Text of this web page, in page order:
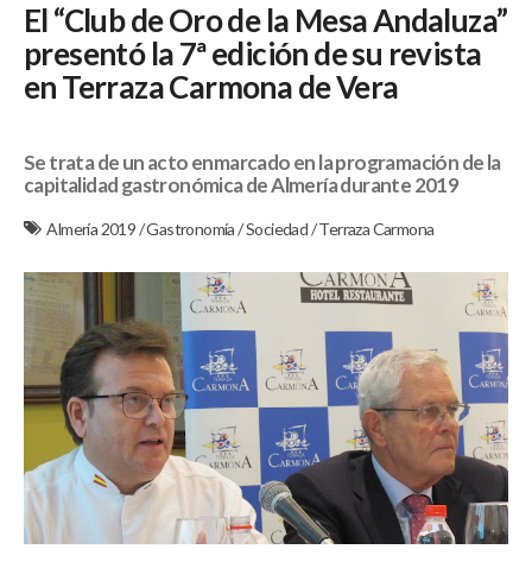
El “Club de Oro de la Mesa Andaluza”
presentó la 7ª edición de su revista
en Terraza Carmona de Vera
Se trata de un acto enmarcado en la programación de la
capitalidad gastronómica de Almería durante 2019
Almería 2019/Gastronomía/Sociedad/Terraza Carmona